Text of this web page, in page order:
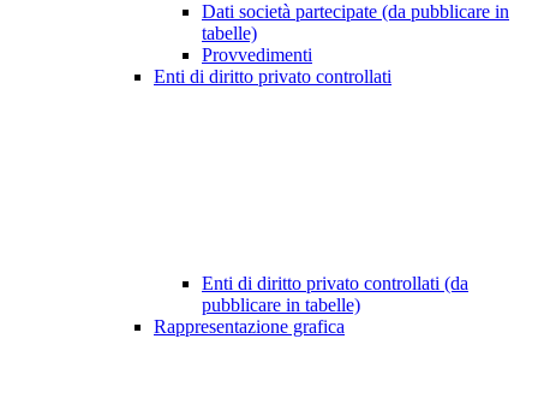
Dati società partecipate (da pubblicare in
tabelle)
Provvedimenti
Enti di diritto privato controllati
Enti di diritto privato controllati (da
pubblicare in tabelle)
Rappresentazione grafica